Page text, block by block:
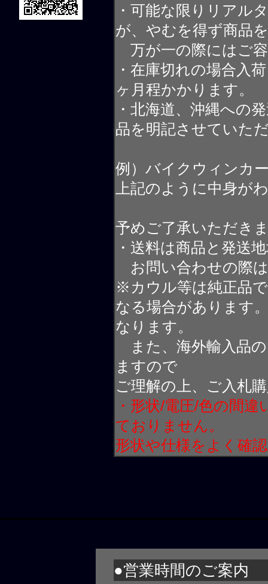
・可能な限りリアル
が、やむを得ず商品
万が一の際にはご
・在庫切れの場合入
ヶ月程かかります。
・北海道、沖縄への
品を明記させていた
例）バイクウィンカ
上記のように中身が
予めご了承いただき
・送料は商品と発送
お問い合わせの際
※カウル等は純正品
なる場合があります
なります。
また、海外輸入品
ますので
ご理解の上、ご入札
・形状/電圧/色の間
ておりません。
形状や仕様をよく確
●営業時間のご案内